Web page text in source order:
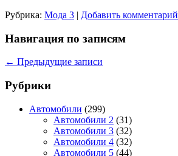
Рубрика: Мода 3 | Добавить комментарий
Навигация по записям
← Предыдущие записи
Рубрики
Автомобили (299)
Автомобили 2 (31)
Автомобили 3 (32)
Автомобили 4 (32)
Автомобили 5 (44)